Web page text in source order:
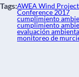
Tags:AWEA Wind
Conference 2017
cumplimiento
cumplimiento
evaluación
monitoreo de